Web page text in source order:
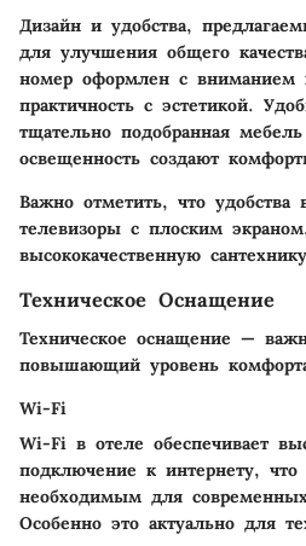
Дизайн и удобства,
для улучшения общего
номер оформлен с вниманием
практичность с эстетикой.
тщательно подобранная мебель
освещенность создают
Важно отметить, что удобства
телевизоры с плоским
высококачественную
Техническое Оснащение
Техническое оснащение —
повышающий уровень
Wi-Fi
Wi-Fi в отеле обеспечивает
подключение к интернету, что
необходимым для
Особенно это актуально для